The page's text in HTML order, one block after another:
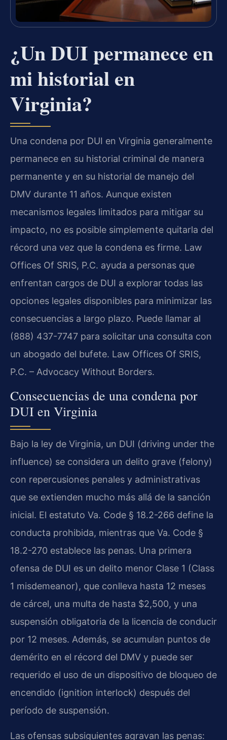
¿Un DUI permanece en
mi historial en
Virginia?
Una condena por DUI en Virginia generalmente
permanece en su historial criminal de manera
permanente y en su historial de manejo del
DMV durante 11 años. Aunque existen
mecanismos legales limitados para mitigar su
impacto, no es posible simplemente quitarla del
récord una vez que la condena es firme. Law
Offices Of SRIS, P.C. ayuda a personas que
enfrentan cargos de DUI a explorar todas las
opciones legales disponibles para minimizar las
consecuencias a largo plazo. Puede llamar al
(888) 437-7747 para solicitar una consulta con
un abogado del bufete. Law Offices Of SRIS,
P.C. – Advocacy Without Borders.
Consecuencias de una condena por
DUI en Virginia
Bajo la ley de Virginia, un DUI (driving under the
influence) se considera un delito grave (felony)
con repercusiones penales y administrativas
que se extienden mucho más allá de la sanción
inicial. El estatuto Va. Code § 18.2-266 define la
conducta prohibida, mientras que Va. Code §
18.2-270 establece las penas. Una primera
ofensa de DUI es un delito menor Clase 1 (Class
1 misdemeanor), que conlleva hasta 12 meses
de cárcel, una multa de hasta $2,500, y una
suspensión obligatoria de la licencia de conducir
por 12 meses. Además, se acumulan puntos de
demérito en el récord del DMV y puede ser
requerido el uso de un dispositivo de bloqueo de
encendido (ignition interlock) después del
período de suspensión.
Las ofensas subsiguientes agravan las penas: